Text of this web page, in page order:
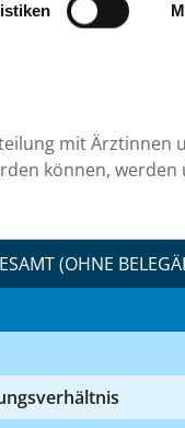
mit
können,
(OHNE